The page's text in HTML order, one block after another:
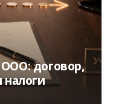
договор,
налоги